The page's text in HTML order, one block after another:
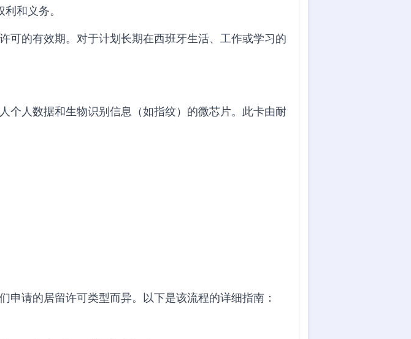
和义务。
可的有效期。对于计划长期在西班牙生活、工作或学习的
个人数据和生物识别信息（如指纹）的微芯片。此卡由耐
请的居留许可类型而异。以下是该流程的详细指南：